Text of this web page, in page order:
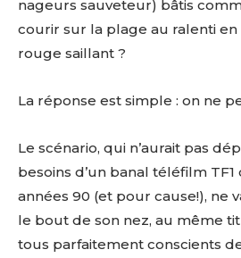
nageurs sauveteur) bâtis
courir sur la plage au ralenti
rouge saillant ?
La réponse est simple : on ne
Le scénario, qui n’aurait pas
besoins d’un banal téléfilm TF1
années 90 (et pour cause!), ne
le bout de son nez, au même
tous parfaitement conscients